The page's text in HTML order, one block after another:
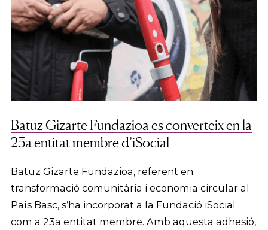
Batuz Gizarte Fundazioa es converteix en la
23a entitat membre d’iSocial
Batuz Gizarte Fundazioa, referent en
transformació comunitària i economia circular al
País Basc, s’ha incorporat a la Fundació iSocial
com a 23a entitat membre. Amb aquesta adhesió,